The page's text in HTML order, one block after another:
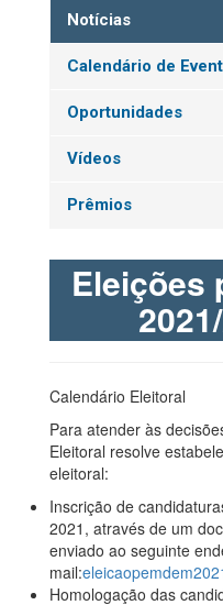
Notícias
Calendário de
Oportunidades
Vídeos
Prêmios
Eleições
Calendário Eleitoral
Para atender às
Eleitoral resolve
eleitoral:
Inscrição de
2021, através de um
enviado ao seguinte
mail:
Homologação das